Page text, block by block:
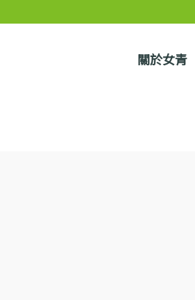
關於女青